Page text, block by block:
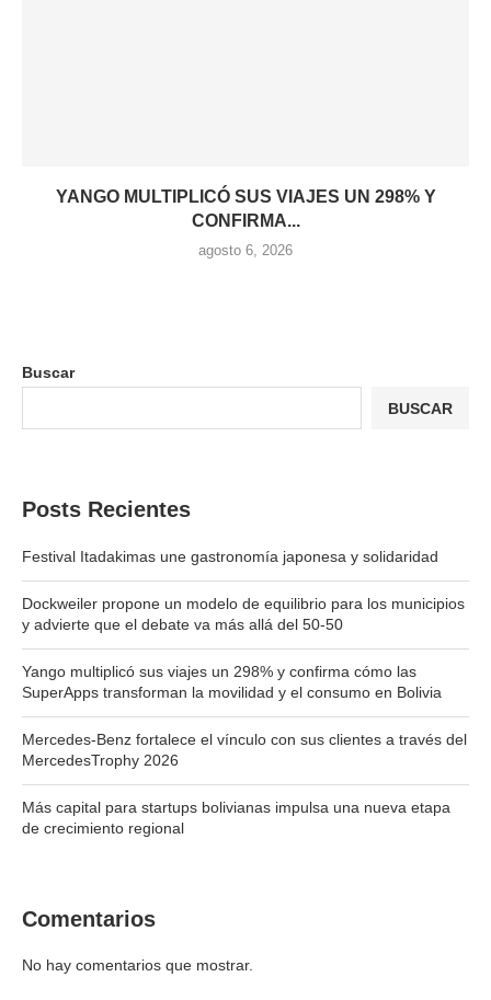
YANGO MULTIPLICÓ SUS VIAJES UN 298% Y
CONFIRMA...
agosto 6, 2026
Buscar
BUSCAR
Posts Recientes
Festival Itadakimas une gastronomía japonesa y solidaridad
Dockweiler propone un modelo de equilibrio para los municipios
y advierte que el debate va más allá del 50-50
Yango multiplicó sus viajes un 298% y confirma cómo las
SuperApps transforman la movilidad y el consumo en Bolivia
Mercedes-Benz fortalece el vínculo con sus clientes a través del
MercedesTrophy 2026
Más capital para startups bolivianas impulsa una nueva etapa
de crecimiento regional
Comentarios
No hay comentarios que mostrar.